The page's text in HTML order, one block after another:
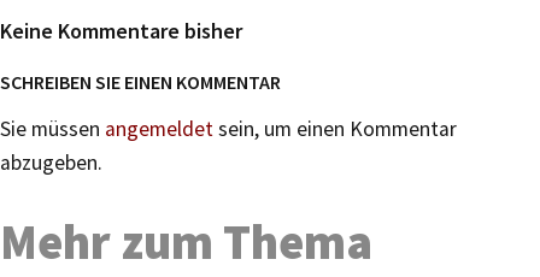
Keine Kommentare bisher
SCHREIBEN SIE EINEN KOMMENTAR
Sie müssen angemeldetsein, um einen Kommentar
abzugeben.
Mehr zum Thema